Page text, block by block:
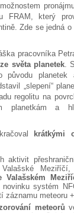
FRAM, který
Zde se jedná
pracovníka
světa planetek.
původu
„slepení“
regolitu na
planetkám a
krátkými
aktivit
Valašském
novinku systém
záznamu meteoru
meteorů